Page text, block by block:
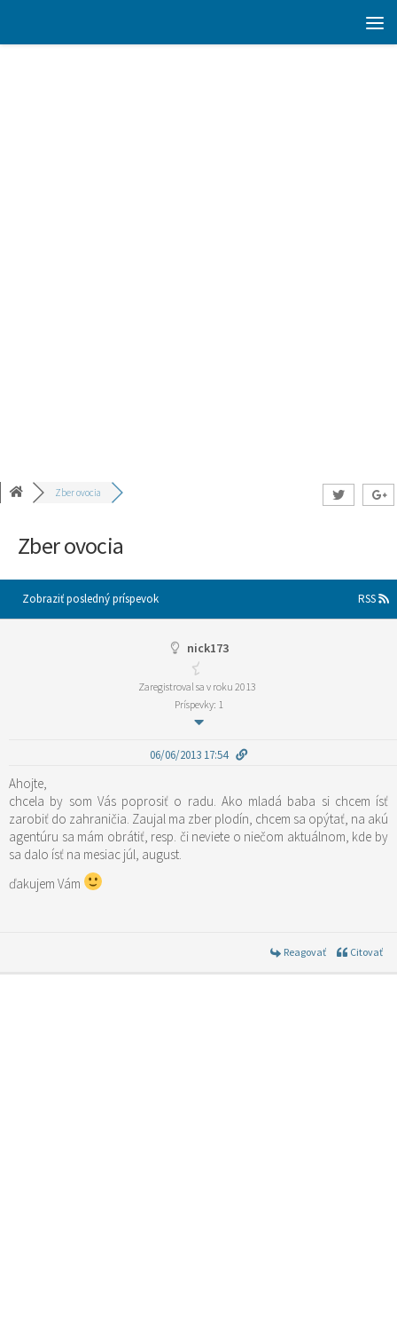
Zber ovocia
Zber ovocia
Zobraziť posledný príspevok RSS
nick173
Zaregistroval sa v roku 2013
Príspevky: 1
06/06/2013 17:54
Ahojte,
chcela by som Vás poprosiť o radu. Ako mladá baba si chcem ísť
zarobiť do zahraničia. Zaujal ma zber plodín, chcem sa opýtať, na akú
agentúru sa mám obrátiť, resp. či neviete o niečom aktuálnom, kde by
sa dalo ísť na mesiac júl, august.
ďakujem Vám
Reagovať Citovať